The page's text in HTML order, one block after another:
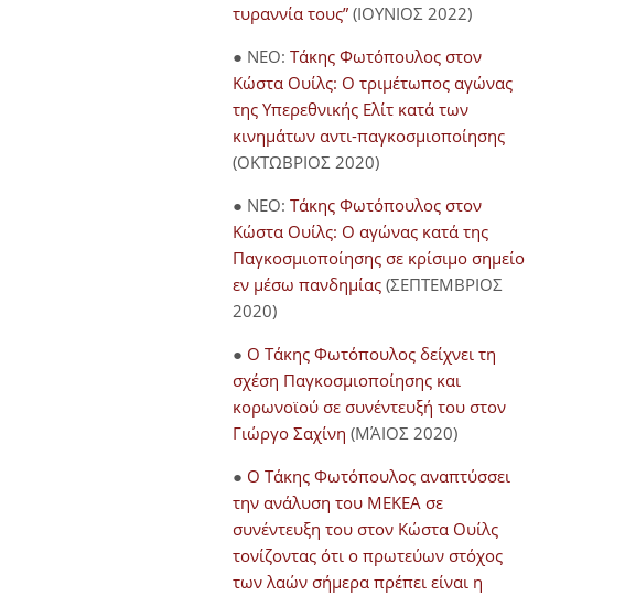
τυραννία τους” (ΙΟΥΝΙΟΣ 2022)
● NEO: Τάκης Φωτόπουλος στον
Κώστα Ουίλς: Ο τριμέτωπος αγώνας
της Υπερεθνικής Ελίτ κατά των
κινημάτων αντι-παγκοσμιοποίησης
(ΟΚΤΩΒΡΙΟΣ 2020)
● NEO: Τάκης Φωτόπουλος στον
Κώστα Ουίλς: Ο αγώνας κατά της
Παγκοσμιοποίησης σε κρίσιμο σημείο
εν μέσω πανδημίας (ΣΕΠΤΕΜΒΡΙΟΣ
2020)
● Ο Τάκης Φωτόπουλος δείχνει τη
σχέση Παγκοσμιοποίησης και
κορωνοϊού σε συνέντευξή του στον
Γιώργο Σαχίνη (ΜΆΙΟΣ 2020)
● O Τάκης Φωτόπουλος αναπτύσσει
την ανάλυση του ΜΕΚΕΑ σε
συνέντευξη του στον Κώστα Ουίλς
τονίζοντας ότι ο πρωτεύων στόχος
των λαών σήμερα πρέπει είναι η